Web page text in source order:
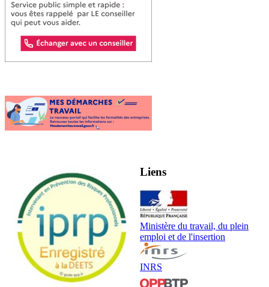
Liens
Ministère du travail, du plein
emploi et de l'insertion
INRS